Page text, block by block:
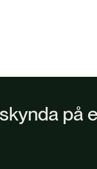
på